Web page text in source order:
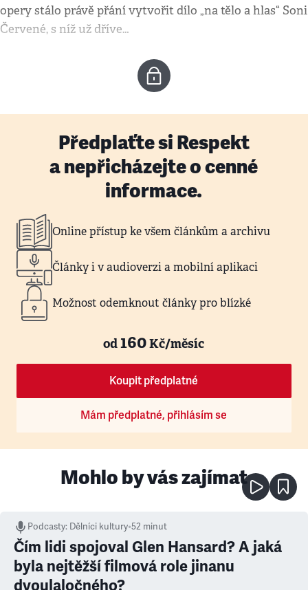
opery stálo právě přání vytvořit dílo „na tělo a hlas“ Soni
Červené, s níž už dříve…
Předplaťte si Respekt
a nepřicházejte o cenné
informace.
Online přístup ke všem článkům a archivu
Články i v audioverzi a mobilní aplikaci
Možnost odemknout články pro blízké
od160Kč/měsíc
Koupit předplatné
Mám předplatné, přihlásím se
Mohlo by vás zajímat
Podcasty: Dělníci kultury•52 minut
Čím lidi spojoval Glen Hansard? A jaká
byla nejtěžší filmová role jinanu
dvoulaločného?